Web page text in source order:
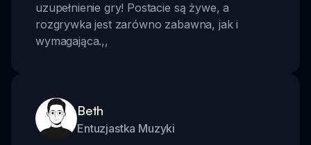
uzupełnienie gry! Postacie są żywe, a
rozgrywka jest zarówno zabawna, jak i
wymagająca.,,
Beth
Entuzjastka Muzyki